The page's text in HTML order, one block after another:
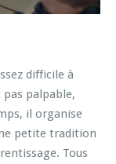
difficile à
palpable,
il organise
petite tradition
Tous